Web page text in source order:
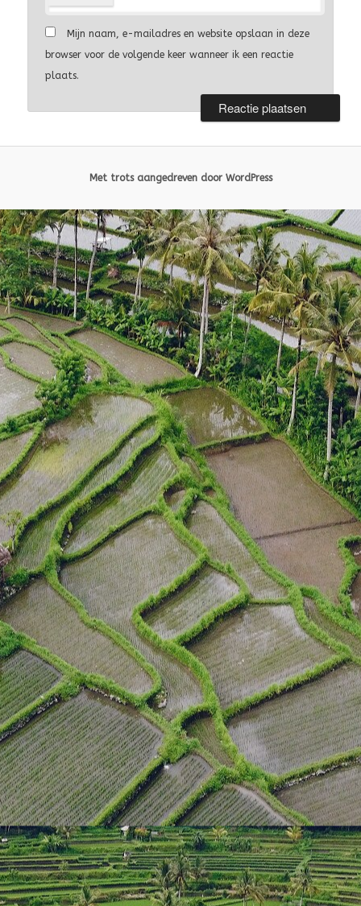
Mijn naam, e-mailadres en website opslaan in deze
browser voor de volgende keer wanneer ik een reactie
plaats.
Met trots aangedreven door WordPress